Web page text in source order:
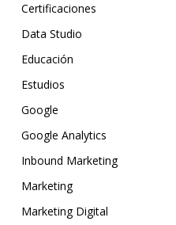
Certificaciones
Data Studio
Educación
Estudios
Google
Google Analytics
Inbound Marketing
Marketing
Marketing Digital